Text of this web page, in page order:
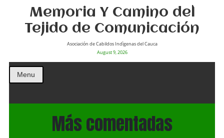
Memoria Y Camino del
Tejido de Comunicación
Asociación de Cabildos Indìgenas del Cauca
August 9, 2026
Menu
Más comentadas